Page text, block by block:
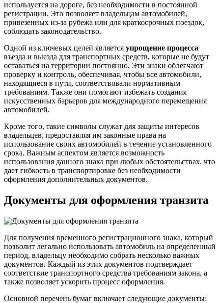
используется на дороге, без необходимости в постоянной
регистрации. Это позволяет владельцам автомобилей,
привезенных из-за рубежа или для краткосрочных поездок,
соблюдать законодательство.
Одной из ключевых целей является упрощение процесса
въезда и выезда для транспортных средств, которые не будут
оставаться на территории постоянно. Эти знаки облегчают
проверку и контроль, обеспечивая, чтобы все автомобили,
находящиеся в пути, соответствовали нормативным
требованиям. Также они помогают избежать создания
искусственных барьеров для международного перемещения
автомобилей.
Кроме того, такие символы служат для защиты интересов
владельцев, предоставляя им законные права на
использование своих автомобилей в течение установленного
срока. Важным аспектом является возможность
использования данного знака при любых обстоятельствах, что
дает гибкость в транспортировке без необходимости
оформления дополнительных документов.
Документы для оформления транзита
Для получения временного регистрационного знака, который
позволит легально использовать автомобиль на определенный
период, владельцу необходимо собрать несколько важных
документов. Каждый из этих документов подтверждает
соответствие транспортного средства требованиям закона, а
также позволяет ускорить процесс оформления.
Основной перечень бумаг включает следующие документы: